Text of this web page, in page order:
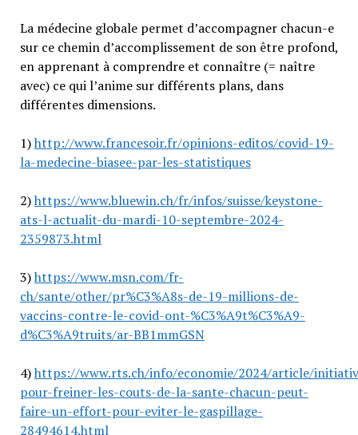
La médecine globale permet d’accompagner chacun-e
sur ce chemin d’accomplissement de son être profond,
en apprenant à comprendre et connaître (= naître
avec) ce qui l’anime sur différents plans, dans
différentes dimensions.
1)http://www.francesoir.fr/opinions-editos/covid-19-
la-medecine-biasee-par-les-statistiques
2)https://www.bluewin.ch/fr/infos/suisse/keystone-
ats-l-actualit-du-mardi-10-septembre-2024-
2359873.html
3)https://www.msn.com/fr-
ch/sante/other/pr%C3%A8s-de-19-millions-de-
vaccins-contre-le-covid-ont-%C3%A9t%C3%A9-
d%C3%A9truits/ar-BB1mmGSN
4)https://www.rts.ch/info/economie/2024/article/
pour-freiner-les-couts-de-la-sante-chacun-peut-
faire-un-effort-pour-eviter-le-gaspillage-
28494614.html